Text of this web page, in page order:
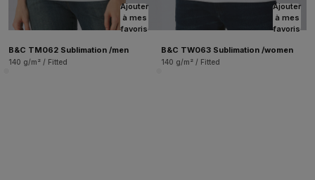
Ajouter
à mes
favoris
B&C TM062 Sublimation /men
140 g/m² / Fitted
Ajouter
à mes
favoris
B&C TW063 Sublimation /women
140 g/m² / Fitted